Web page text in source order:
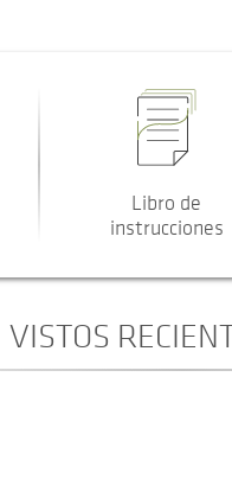
Libro de
instrucciones
VISTOS